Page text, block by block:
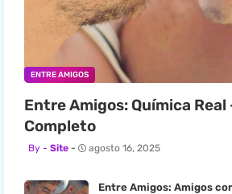
ENTRE AMIGOS
Entre Amigos: Química Real
Completo
Site agosto 16, 2025
Entre Amigos: Amigos